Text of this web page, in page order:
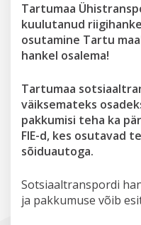
Tartumaa
kuulutanud
osutamine Tartu
hankel osalema!
Tartumaa
väiksemateks
pakkumisi teha ka
FIE-d, kes osutavad
sõiduautoga.
Sotsiaaltranspordi
ja pakkumuse võib